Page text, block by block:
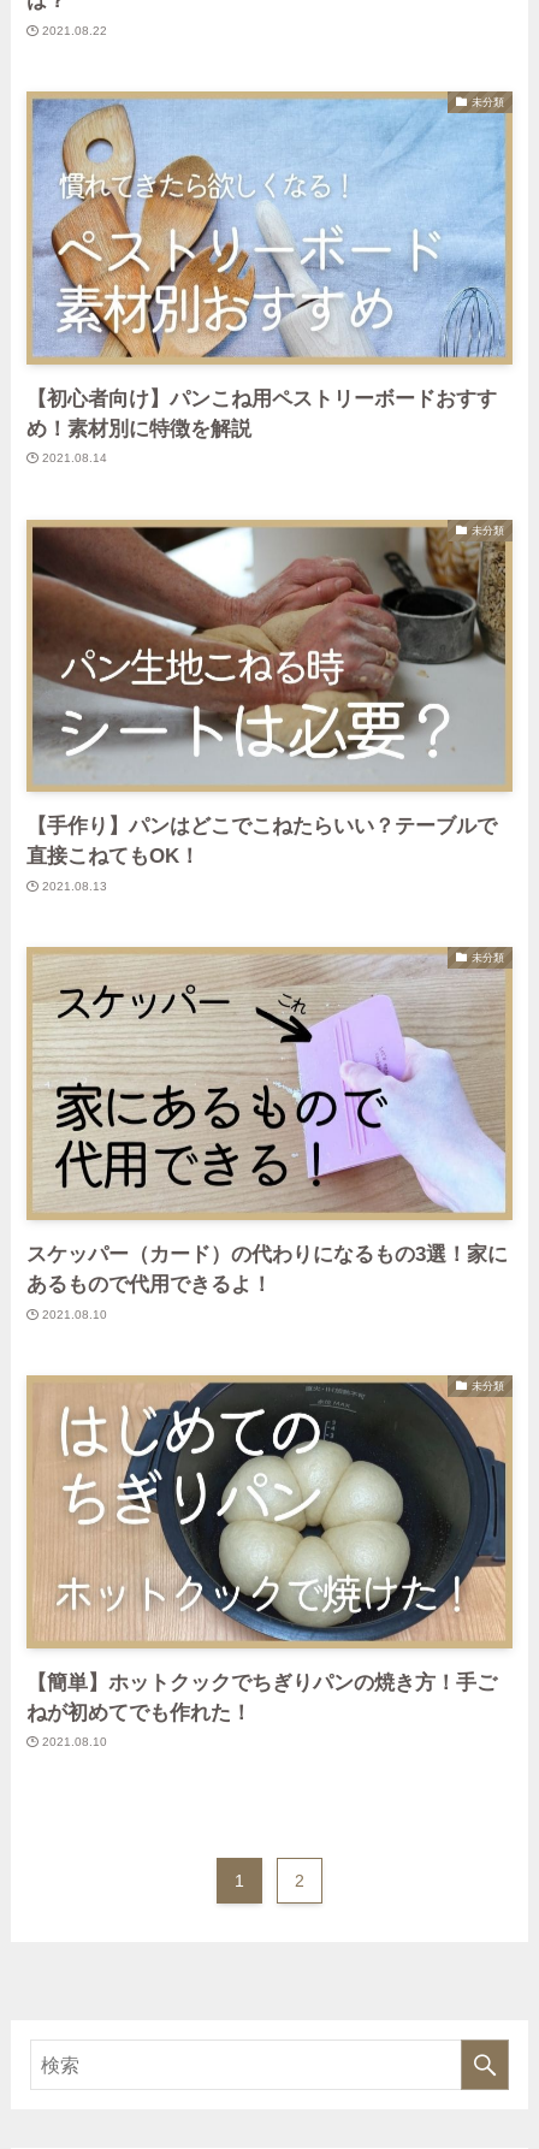
2021.08.22
未分類
【初心者向け】パンこね用ペストリーボードおすす
め！素材別に特徴を解説
2021.08.14
未分類
【手作り】パンはどこでこねたらいい？テーブルで
直接こねてもOK！
2021.08.13
未分類
スケッパー（カード）の代わりになるもの3選！家に
あるもので代用できるよ！
2021.08.10
未分類
【簡単】ホットクックでちぎりパンの焼き方！手ご
ねが初めてでも作れた！
2021.08.10
1 2